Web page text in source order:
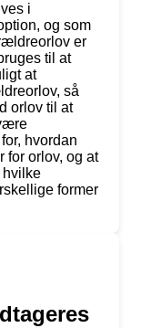
i
og som
er
til at
at
så
orlov til at
hvordan
for orlov, og at
former